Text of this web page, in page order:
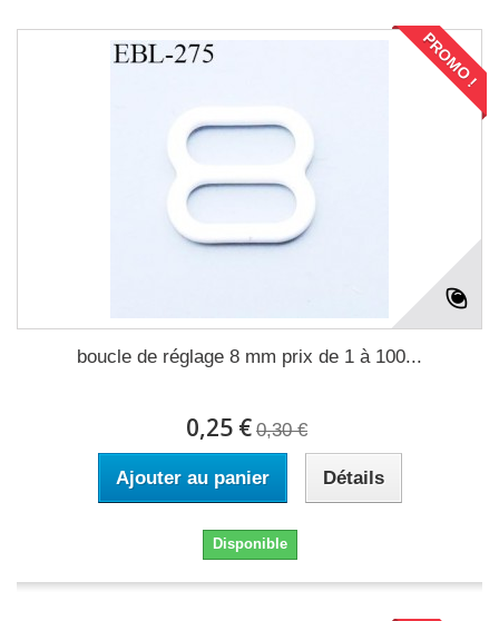
PROMO !
boucle de réglage 8 mm prix de 1 à 100...
0,25 € 0,30 €
Ajouter au panier Détails
Disponible